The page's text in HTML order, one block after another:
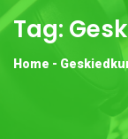
Tag:
Home -